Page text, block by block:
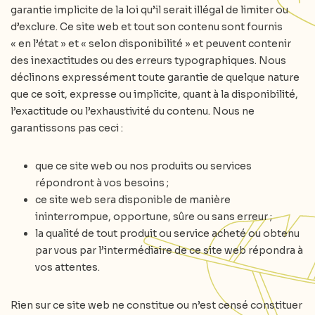
garantie implicite de la loi qu’il serait illégal de limiter ou
d’exclure. Ce site web et tout son contenu sont fournis
« en l’état » et « selon disponibilité » et peuvent contenir
des inexactitudes ou des erreurs typographiques. Nous
déclinons expressément toute garantie de quelque nature
que ce soit, expresse ou implicite, quant à la disponibilité,
l’exactitude ou l’exhaustivité du contenu. Nous ne
garantissons pas ceci :
que ce site web ou nos produits ou services
répondront à vos besoins ;
ce site web sera disponible de manière
ininterrompue, opportune, sûre ou sans erreur ;
la qualité de tout produit ou service acheté ou obtenu
par vous par l’intermédiaire de ce site web répondra à
vos attentes.
Rien sur ce site web ne constitue ou n’est censé constituer